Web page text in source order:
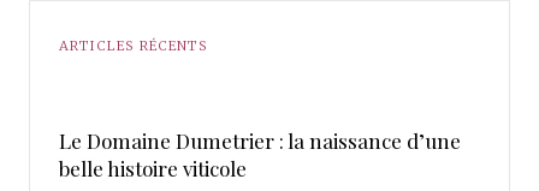
ARTICLES RÉCENTS
Le Domaine Dumetrier : la naissance d’une
belle histoire viticole